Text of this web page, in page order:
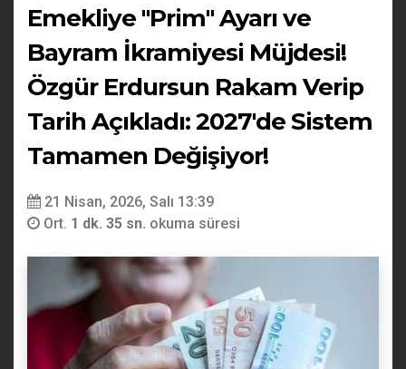
Emekliye "Prim" Ayarı ve
Bayram İkramiyesi Müjdesi!
Özgür Erdursun Rakam Verip
Tarih Açıkladı: 2027'de Sistem
Tamamen Değişiyor!
21 Nisan, 2026, Salı 13:39
Ort. 1 dk. 35 sn. okuma süresi